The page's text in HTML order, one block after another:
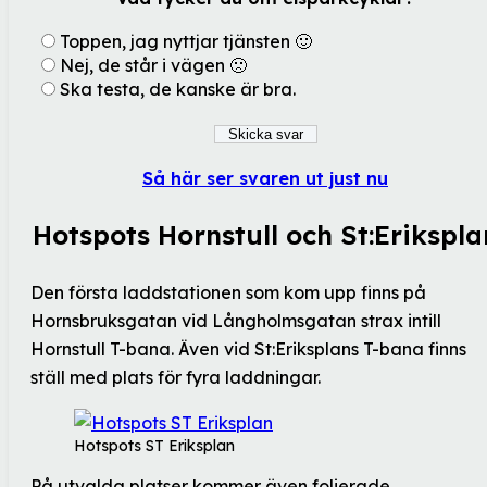
Toppen, jag nyttjar tjänsten 🙂
Nej, de står i vägen 🙁
Ska testa, de kanske är bra.
Så här ser svaren ut just nu
Hotspots Hornstull och
Den första laddstationen som kom upp finns på
Hornsbruksgatan vid Långholmsgatan strax intill
Hornstull T-bana. Även vid St:Eriksplans T-bana finns
ställ med plats för fyra laddningar.
Hotspots ST Eriksplan